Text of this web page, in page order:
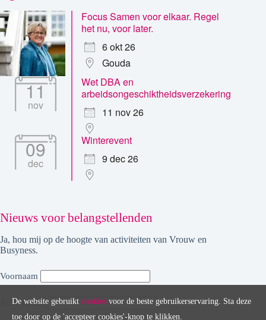
Focus Samen voor elkaar. Regel
het nu, voor later.
6 okt 26
Gouda
11
nov
Wet DBA en
arbeidsongeschiktheidsverzekering
11 nov 26
09
dec
Winterevent
9 dec 26
Nieuws voor belangstellenden
Ja, hou mij op de hoogte van activiteiten van Vrouw en
Busyness.
Voornaam
Achternaam
De website gebruikt cookies voor de beste gebruikerservaring. Sta deze
toe door op de 'accepteer cookies'-knop te klikken.